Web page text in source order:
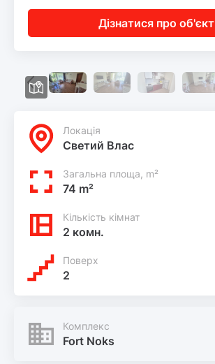
Дізнатися про об'єкт
Локацiя
Светий Влас
Загальна площа, m²
74 m²
Кількість кімнат
2 комн.
Поверх
2
Комплекс
Fort Noks